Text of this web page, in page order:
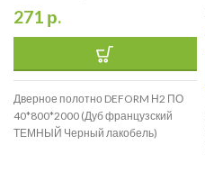
271 р.
Дверное полотно DEFORM Н2 ПО
40*800*2000 (Дуб французский
ТЕМНЫЙ Черный лакобель)